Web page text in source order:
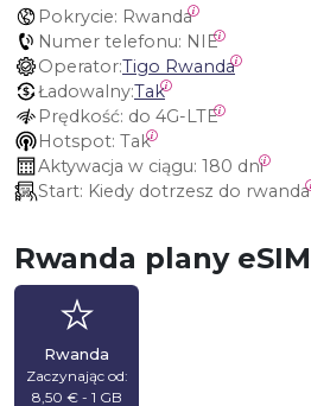
Pokrycie: Rwanda
Numer telefonu: NIE
Operator:Tigo Rwanda
Ładowalny:Tak
Prędkość: do 4G-LTE
Hotspot: Tak
Aktywacja w ciągu: 180 dni
Start: Kiedy dotrzesz do rwanda
Rwanda plany eSIM
Rwanda
Zaczynając od:
8,50 € - 1 GB